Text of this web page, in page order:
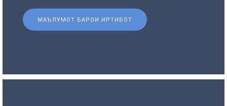
МАЪЛУМОТ БАРОИ ИРТИБОТ